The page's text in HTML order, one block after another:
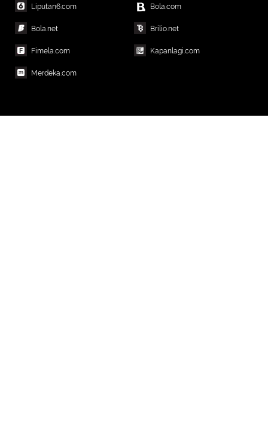
Liputan6.com Bola.com
Bola.net Brilio.net
Fimela.com Kapanlagi.com
Merdeka.com